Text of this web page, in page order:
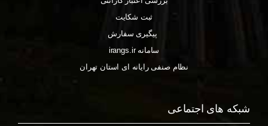
ثبت شکایت
پیگیری سفارش
سامانه irangs.ir
نظام صنفی رایانه ای استان تهران
شبکه های اجتماعی